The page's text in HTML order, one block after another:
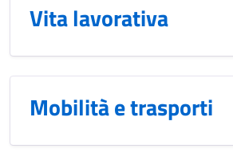
Vita lavorativa
Mobilità e trasporti